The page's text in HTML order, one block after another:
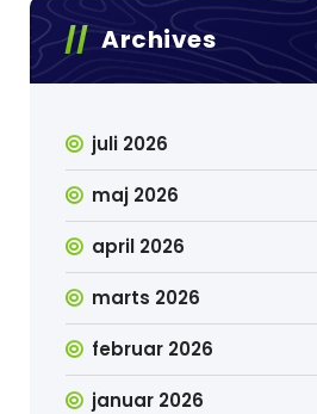
Archives
juli 2026
maj 2026
april 2026
marts 2026
februar 2026
januar 2026